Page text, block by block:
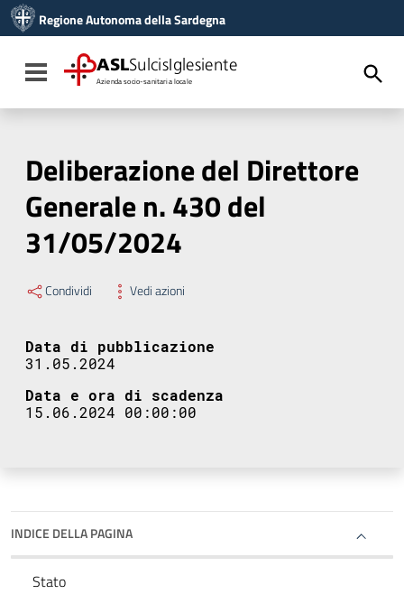
Vai al menu di navigazione
Vai al footer
Regione Autonoma della Sardegna
Toggle navigation
ASLSulcisIglesiente
Azienda socio-sanitaria locale
Deliberazione del Direttore
Generale n. 430 del
31/05/2024
Condividi Vedi azioni
Data di pubblicazione
31.05.2024
Data e ora di scadenza
15.06.2024 00:00:00
INDICE DELLA PAGINA
Stato